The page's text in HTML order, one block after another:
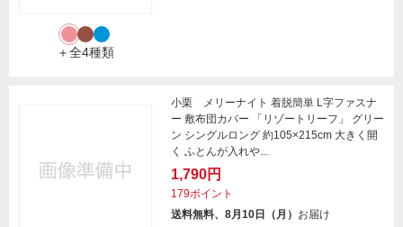
＋全4種類
小栗 メリーナイト 着脱簡単 L字ファスナ
ー 敷布団カバー 「リゾートリーフ」 グリー
ン シングルロング 約105×215cm 大きく開
く ふとんが入れや...
1,790円
179ポイント
送料無料、8月10日（月） お届け